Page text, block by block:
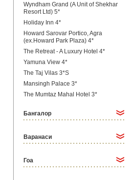
Wyndham Grand (A Unit of Shekhar
Resort Ltd) 5*
Holiday Inn 4*
Howard Sarovar Portico, Agra
(ex.Howard Park Plaza) 4*
The Retreat - A Luxury Hotel 4*
Yamuna View 4*
The Taj Vilas 3*S
Mansingh Palace 3*
The Mumtaz Mahal Hotel 3*
Бангалор
Варанаси
Гоа